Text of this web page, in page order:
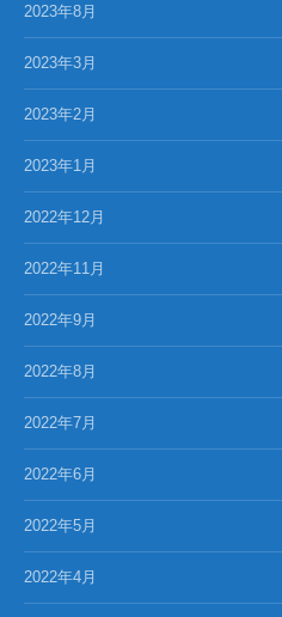
2023年8月
2023年3月
2023年2月
2023年1月
2022年12月
2022年11月
2022年9月
2022年8月
2022年7月
2022年6月
2022年5月
2022年4月